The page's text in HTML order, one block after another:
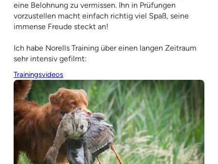
eine Belohnung zu vermissen. Ihn in Prüfungen
vorzustellen macht einfach richtig viel Spaß, seine
immense Freude steckt an!
Ich habe Norells Training über einen langen Zeitraum
sehr intensiv gefilmt:
Trainingsvideos